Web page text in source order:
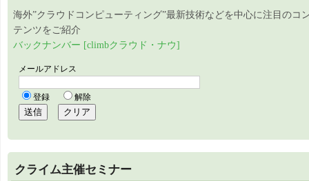
海外”クラウドコンピューティング”最新技術などを中心に注目のコ
テンツをご紹介
バックナンバー [climbクラウド・ナウ]
クライム主催セミナー